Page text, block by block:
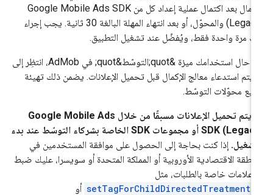
بعد اكتمال عملية إعداد كل من Google Mobile Ads SDK
والمحوّل، أو بعد انتهاء المهلة البالغة 30 ثانية. يجب إجراء
مرة واحدة فقط، ويُفضّل عند تشغيل التطبيق.
في حال استخدامك ميزة &quot;التوسّط&quot; في AdMob، انتظِر إلى
يتم استدعاء معالج الإكمال قبل تحميل الإعلانات. يضمن ذلك تهيئة
محوّلات التوسّط.
يتم تحميل الإعلانات مسبقًا من خلالGoogle Mobile Ads
SDK
أو مجموعات SDK الخاصة بشركاء التوسّط عند بدء
إذا كنت بحاجة إلى الحصول على موافقة المستخدمين في
الاقتصادية الأوروبية أو المملكة المتحدة أو سويسرا، عليك ضبط
علامات خاصة بالطلبات، مثل
أو